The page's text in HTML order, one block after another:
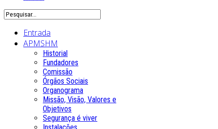
Entrada
APMSHM
Historial
Fundadores
Comissão
Órgãos Sociais
Organograma
Missão, Visão, Valores e
Objetivos
Segurança é viver